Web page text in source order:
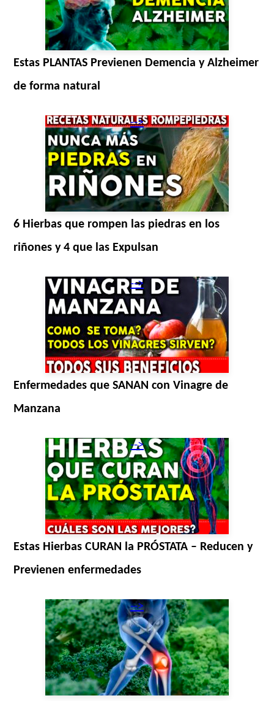
Estas PLANTAS Previenen Demencia y Alzheimer
de forma natural
-->
6 Hierbas que rompen las piedras en los
riñones y 4 que las Expulsan
-->
Enfermedades que SANAN con Vinagre de
Manzana
-->
Estas Hierbas CURAN la PRÓSTATA – Reducen y
Previenen enfermedades
-->